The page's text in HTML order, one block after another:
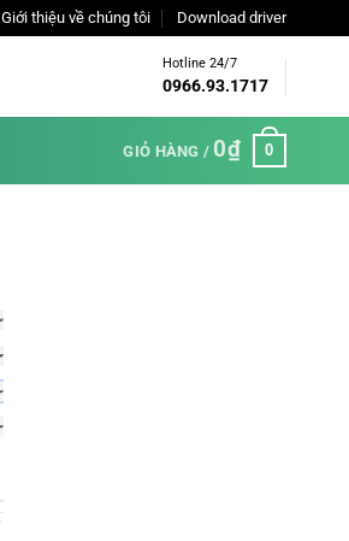
Giới thiệu về chúng tôi Download driver
Hotline 24/7
0966.93.1717
GIỎ HÀNG / 0₫ 0